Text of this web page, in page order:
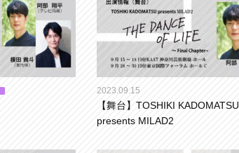
2023.09.15
【舞台】TOSHIKI KADOMATSU
presents MILAD2